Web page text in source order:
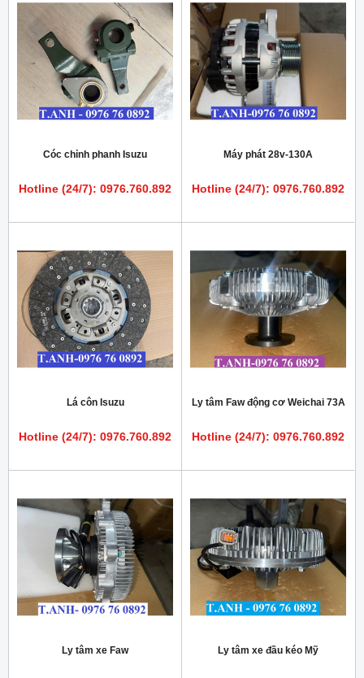
Cóc chỉnh phanh Isuzu
Hotline (24/7): 0976.760.892
Máy phát 28v-130A
Hotline (24/7): 0976.760.892
Lá côn Isuzu
Hotline (24/7): 0976.760.892
Ly tâm Faw động cơ Weichai 73A
Hotline (24/7): 0976.760.892
Ly tâm xe Faw Ly tâm xe đầu kéo Mỹ